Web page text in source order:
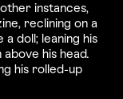
instances,
reclining on a
a doll; leaning his
above his head.
his rolled-up